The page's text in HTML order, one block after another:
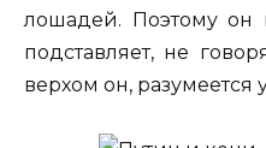
лошадей. Поэтому он
подставляет, не
верхом он, разумеется